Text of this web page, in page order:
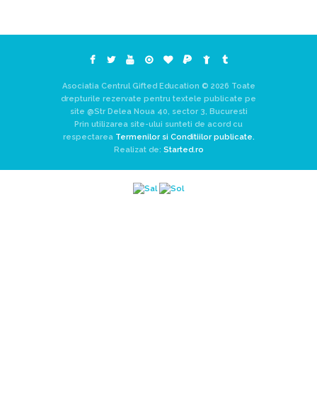
Asociatia Centrul Gifted Education © 2026 Toate
drepturile rezervate pentru textele publicate pe
site @Str Delea Noua 40, sector 3, Bucuresti
Prin utilizarea site-ului sunteti de acord cu
respectarea Termenilor si Conditiilor publicate.
Realizat de: Started.ro